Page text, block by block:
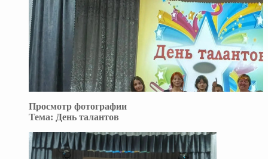
Просмотр фотографии
Тема: День талантов